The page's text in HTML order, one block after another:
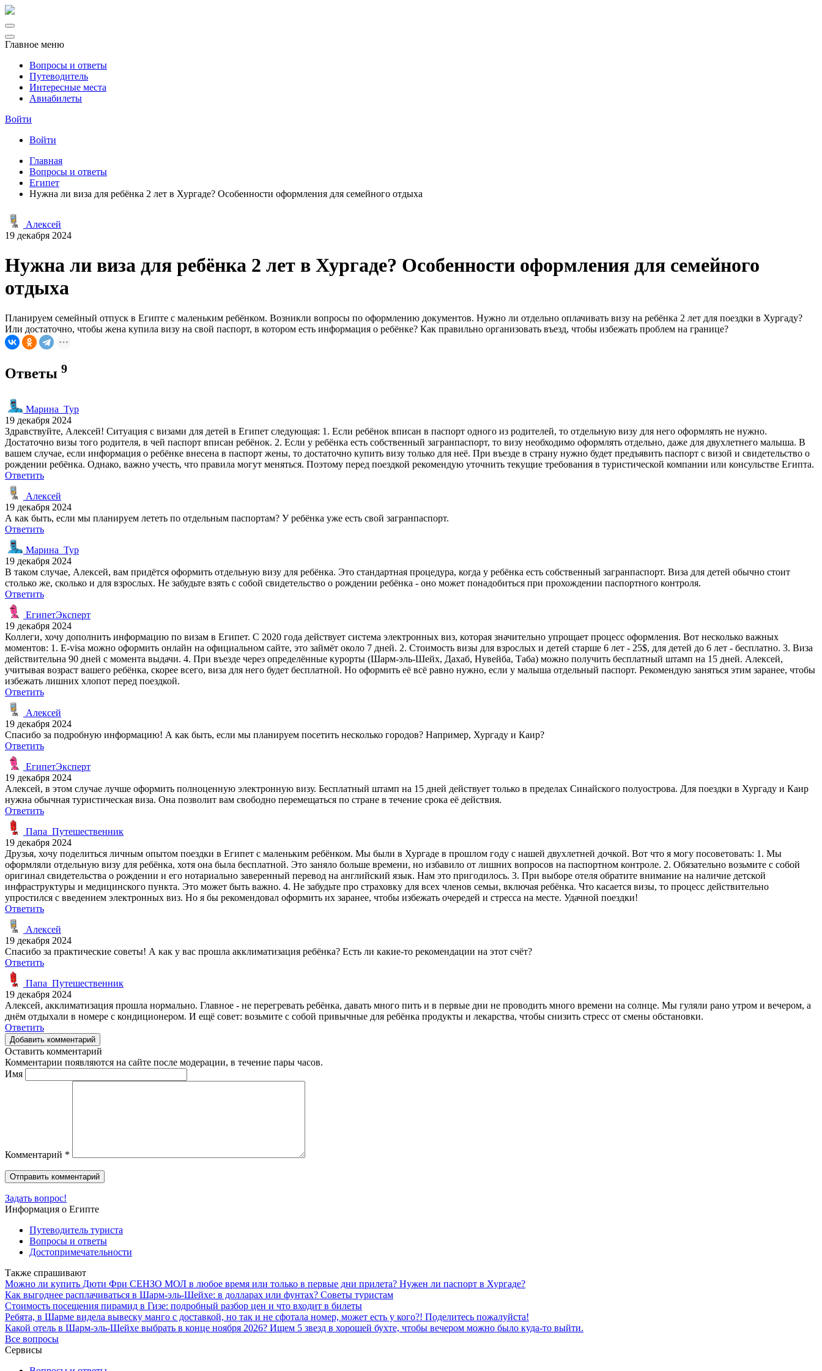
Главное меню
Вопросы и ответы
Путеводитель
Интересные места
Авиабилеты
Войти
Войти
Главная
Вопросы и ответы
Египет
Нужна ли виза для ребёнка 2 лет в Хургаде? Особенности оформления для семейного отдыха
Алексей
19 декабря 2024
Нужна ли виза для ребёнка 2 лет в Хургаде? Особенности оформления для семейного
отдыха
Планируем семейный отпуск в Египте с маленьким ребёнком. Возникли вопросы по оформлению документов. Нужно ли отдельно оплачивать визу на ребёнка 2 лет для поездки в Хургаду?
Или достаточно, чтобы жена купила визу на свой паспорт, в котором есть информация о ребёнке? Как правильно организовать въезд, чтобы избежать проблем на границе?
Ответы 9
Марина_Тур
19 декабря 2024
Здравствуйте, Алексей! Ситуация с визами для детей в Египет следующая: 1. Если ребёнок вписан в паспорт одного из родителей, то отдельную визу для него оформлять не нужно.
Достаточно визы того родителя, в чей паспорт вписан ребёнок. 2. Если у ребёнка есть собственный загранпаспорт, то визу необходимо оформлять отдельно, даже для двухлетнего малыша. В
вашем случае, если информация о ребёнке внесена в паспорт жены, то достаточно купить визу только для неё. При въезде в страну нужно будет предъявить паспорт с визой и свидетельство о
рождении ребёнка. Однако, важно учесть, что правила могут меняться. Поэтому перед поездкой рекомендую уточнить текущие требования в туристической компании или консульстве Египта.
Ответить
Алексей
19 декабря 2024
А как быть, если мы планируем лететь по отдельным паспортам? У ребёнка уже есть свой загранпаспорт.
Ответить
Марина_Тур
19 декабря 2024
В таком случае, Алексей, вам придётся оформить отдельную визу для ребёнка. Это стандартная процедура, когда у ребёнка есть собственный загранпаспорт. Виза для детей обычно стоит
столько же, сколько и для взрослых. Не забудьте взять с собой свидетельство о рождении ребёнка - оно может понадобиться при прохождении паспортного контроля.
Ответить
ЕгипетЭксперт
19 декабря 2024
Коллеги, хочу дополнить информацию по визам в Египет. С 2020 года действует система электронных виз, которая значительно упрощает процесс оформления. Вот несколько важных
моментов: 1. E-visa можно оформить онлайн на официальном сайте, это займёт около 7 дней. 2. Стоимость визы для взрослых и детей старше 6 лет - 25$, для детей до 6 лет - бесплатно. 3. Виза
действительна 90 дней с момента выдачи. 4. При въезде через определённые курорты (Шарм-эль-Шейх, Дахаб, Нувейба, Таба) можно получить бесплатный штамп на 15 дней. Алексей,
учитывая возраст вашего ребёнка, скорее всего, виза для него будет бесплатной. Но оформить её всё равно нужно, если у малыша отдельный паспорт. Рекомендую заняться этим заранее, чтобы
избежать лишних хлопот перед поездкой.
Ответить
Алексей
19 декабря 2024
Спасибо за подробную информацию! А как быть, если мы планируем посетить несколько городов? Например, Хургаду и Каир?
Ответить
ЕгипетЭксперт
19 декабря 2024
Алексей, в этом случае лучше оформить полноценную электронную визу. Бесплатный штамп на 15 дней действует только в пределах Синайского полуострова. Для поездки в Хургаду и Каир
нужна обычная туристическая виза. Она позволит вам свободно перемещаться по стране в течение срока её действия.
Ответить
Папа_Путешественник
19 декабря 2024
Друзья, хочу поделиться личным опытом поездки в Египет с маленьким ребёнком. Мы были в Хургаде в прошлом году с нашей двухлетней дочкой. Вот что я могу посоветовать: 1. Мы
оформляли отдельную визу для ребёнка, хотя она была бесплатной. Это заняло больше времени, но избавило от лишних вопросов на паспортном контроле. 2. Обязательно возьмите с собой
оригинал свидетельства о рождении и его нотариально заверенный перевод на английский язык. Нам это пригодилось. 3. При выборе отеля обратите внимание на наличие детской
инфраструктуры и медицинского пункта. Это может быть важно. 4. Не забудьте про страховку для всех членов семьи, включая ребёнка. Что касается визы, то процесс действительно
упростился с введением электронных виз. Но я бы рекомендовал оформить их заранее, чтобы избежать очередей и стресса на месте. Удачной поездки!
Ответить
Алексей
19 декабря 2024
Спасибо за практические советы! А как у вас прошла акклиматизация ребёнка? Есть ли какие-то рекомендации на этот счёт?
Ответить
Папа_Путешественник
19 декабря 2024
Алексей, акклиматизация прошла нормально. Главное - не перегревать ребёнка, давать много пить и в первые дни не проводить много времени на солнце. Мы гуляли рано утром и вечером, а
днём отдыхали в номере с кондиционером. И ещё совет: возьмите с собой привычные для ребёнка продукты и лекарства, чтобы снизить стресс от смены обстановки.
Ответить
Добавить комментарий
Оставить комментарий
Комментарии появляются на сайте после модерации, в течение пары часов.
Имя
Комментарий *
Задать вопрос!
Информация о Египте
Путеводитель туриста
Вопросы и ответы
Достопримечательности
Также спрашивают
Можно ли купить Дюти Фри СЕНЗО МОЛ в любое время или только в первые дни прилета? Нужен ли паспорт в Хургаде?
Как выгоднее расплачиваться в Шарм-эль-Шейхе: в долларах или фунтах? Советы туристам
Стоимость посещения пирамид в Гизе: подробный разбор цен и что входит в билеты
Ребята, в Шарме видела вывеску манго с доставкой, но так и не сфотала номер, может есть у кого?! Поделитесь пожалуйста!
Какой отель в Шарм-эль-Шейхе выбрать в конце ноября 2026? Ищем 5 звезд в хорошей бухте, чтобы вечером можно было куда-то выйти.
Все вопросы
Сервисы